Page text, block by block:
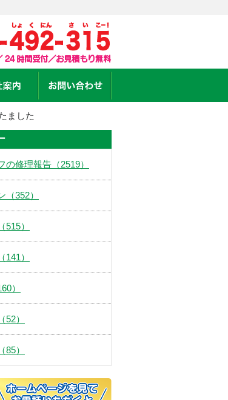
ました
の修理報告（2519）
（352）
515）
141）
）
52）
85）